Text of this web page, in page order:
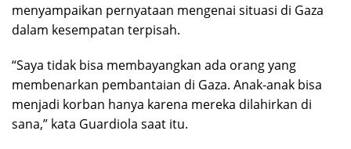
menyampaikan pernyataan mengenai situasi di Gaza
dalam kesempatan terpisah.
“Saya tidak bisa membayangkan ada orang yang
membenarkan pembantaian di Gaza. Anak-anak bisa
menjadi korban hanya karena mereka dilahirkan di
sana,” kata Guardiola saat itu.